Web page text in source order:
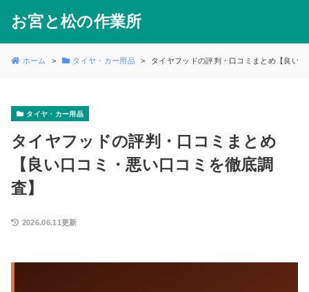
お宮と松の作業所
ホーム タイヤ・カー用品 タイヤフッドの評判・口コミまとめ【良い
タイヤ・カー用品
タイヤフッドの評判・口コミまとめ
【良い口コミ・悪い口コミを徹底調
査】
2026.06.11更新